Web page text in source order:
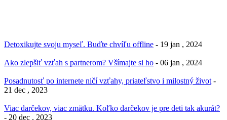
Detoxikujte svoju myseľ. Buďte chvíľu offline - 19 jan , 2024
Ako zlepšiť vzťah s partnerom? Všímajte si ho - 06 jan , 2024
Posadnutosť po internete ničí vzťahy, priateľstvo i milostný život -
21 dec , 2023
Viac darčekov, viac zmätku. Koľko darčekov je pre deti tak akurát?
- 20 dec , 2023